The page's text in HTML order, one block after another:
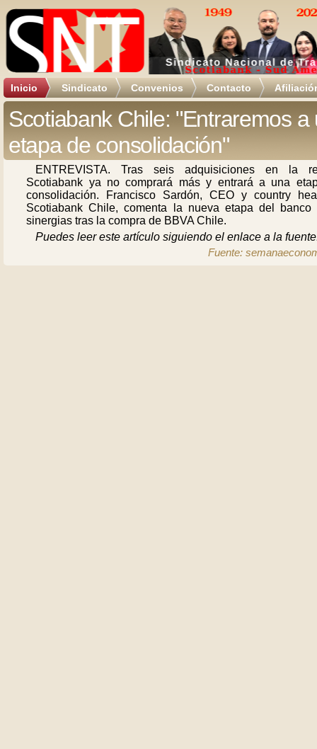
Inicio Sindicato Convenios Contacto
Scotiabank Chile: "Entraremos a
etapa de consolidación"
ENTREVISTA. Tras seis adquisiciones en la
Scotiabank ya no comprará más y entrará a una
consolidación. Francisco Sardón, CEO y country
Scotiabank Chile, comenta la nueva etapa del banco
sinergias tras la compra de BBVA Chile.
Puedes leer este artículo siguiendo el enlace a la
Fuente: